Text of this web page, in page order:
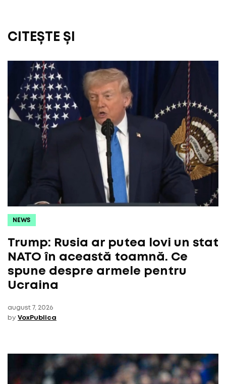
CITEȘTE ȘI
NEWS
Trump: Rusia ar putea lovi un stat
NATO în această toamnă. Ce
spune despre armele pentru
Ucraina
august 7, 2026
by VoxPublica